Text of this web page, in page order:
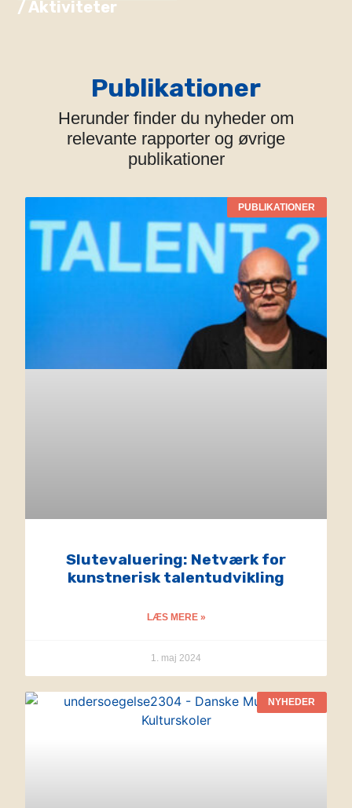
/ Aktiviteter
Publikationer
Herunder finder du nyheder om
relevante rapporter og øvrige
publikationer
PUBLIKATIONER
Slutevaluering: Netværk for
kunstnerisk talentudvikling
LÆS MERE »
1. maj 2024
NYHEDER